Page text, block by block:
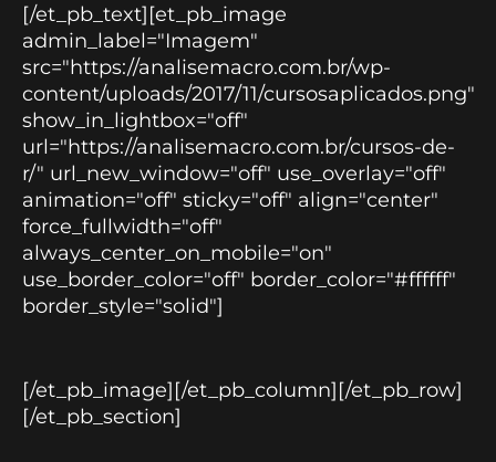
[/et_pb_text][et_pb_image
admin_label="Imagem"
src="https://analisemacro.com.br/wp-
content/uploads/2017/11/cursosaplicados.png"
show_in_lightbox="off"
url="https://analisemacro.com.br/cursos-de-
r/" url_new_window="off" use_overlay="off"
animation="off" sticky="off" align="center"
force_fullwidth="off"
always_center_on_mobile="on"
use_border_color="off" border_color="#ffffff"
border_style="solid"]
[/et_pb_image][/et_pb_column][/et_pb_row]
[/et_pb_section]